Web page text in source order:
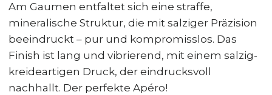
Am Gaumen entfaltet sich eine straffe,
mineralische Struktur, die mit salziger Präzision
beeindruckt – pur und kompromisslos. Das
Finish ist lang und vibrierend, mit einem salzig-
kreideartigen Druck, der eindrucksvoll
nachhallt. Der perfekte Apéro!